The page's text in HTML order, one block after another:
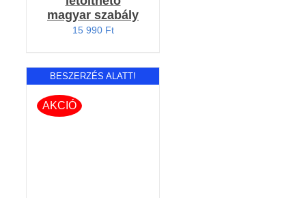
magyar szabály
15 990 Ft
BESZERZÉS ALATT!
AKCIÓ